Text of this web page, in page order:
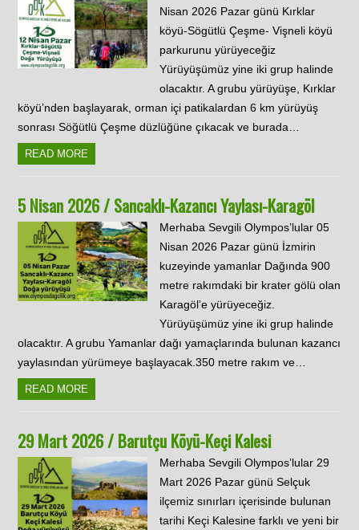
Nisan 2026 Pazar günü Kırklar
köyü-Sögütlü Çeşme- Vişneli köyü
parkurunu yürüyeceğiz
Yürüyüşümüz yine iki grup halinde
olacaktır. A grubu yürüyüşe, Kırklar
köyü’nden başlayarak, orman içi patikalardan 6 km yürüyüş
sonrası Söğütlü Çeşme düzlüğüne çıkacak ve burada…
READ MORE
5 Nisan 2026 / Sancaklı-Kazancı Yaylası-Karagöl
Merhaba Sevgili Olympos’lular 05
Nisan 2026 Pazar günü İzmirin
kuzeyinde yamanlar Dağında 900
metre rakımdaki bir krater gölü olan
Karagöl’e yürüyeceğiz.
Yürüyüşümüz yine iki grup halinde
olacaktır. A grubu Yamanlar dağı yamaçlarında bulunan kazancı
yaylasından yürümeye başlayacak.350 metre rakım ve…
READ MORE
29 Mart 2026 / Barutçu Köyü-Keçi Kalesi
Merhaba Sevgili Olympos’lular 29
Mart 2026 Pazar günü Selçuk
ilçemiz sınırları içerisinde bulunan
tarihi Keçi Kalesine farklı ve yeni bir